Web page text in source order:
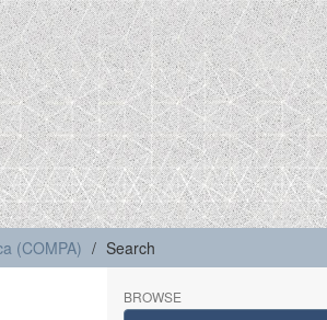
(COMPA) Search
BROWSE